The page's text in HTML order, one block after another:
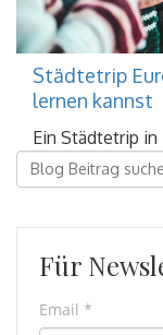
Städtetrip
lernen kannst
Ein Städtetrip
Dies ist ein
Für
Email *